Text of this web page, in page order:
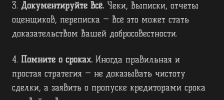
3. Документируйте всё. Чеки, выписки, отчеты
оценщиков, переписка — всё это может стать
доказательством вашей добросовестности.
4. Помните о сроках. Иногда правильная и
простая стратегия — не доказывать чистоту
сделки, а заявить о пропуске кредиторами срока